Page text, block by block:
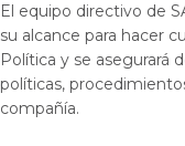
El equipo directivo de
su alcance para hacer
Política y se asegurará
políticas,
compañía.